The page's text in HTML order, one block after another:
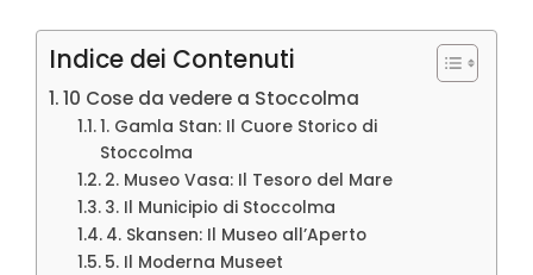
Indice dei Contenuti
10 Cose da vedere a Stoccolma
1. Gamla Stan: Il Cuore Storico di
Stoccolma
2. Museo Vasa: Il Tesoro del Mare
3. Il Municipio di Stoccolma
4. Skansen: Il Museo all’Aperto
5. Il Moderna Museet